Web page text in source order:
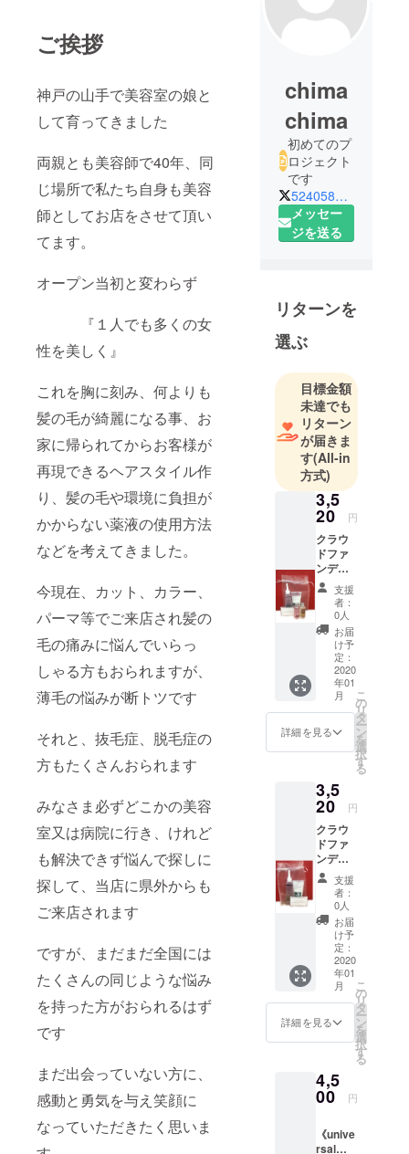
ご挨拶
神戸の山手で美容室の娘と
して育ってきました
両親とも美容師で40年、同
じ場所で私たち自身も美容
師としてお店をさせて頂い
てます。
オープン当初と変わらず
『１人でも多くの女
性を美しく』
これを胸に刻み、何よりも
髪の毛が綺麗になる事、お
家に帰られてからお客様が
再現できるヘアスタイル作
り、髪の毛や環境に負担が
かからない薬液の使用方法
などを考えてきました。
今現在、カット、カラー、
パーマ等でご来店され髪の
毛の痛みに悩んでいらっ
しゃる方もおられますが、
薄毛の悩みが断トツです
それと、抜毛症、脱毛症の
方もたくさんおられます
みなさま必ずどこかの美容
室又は病院に行き、けれど
も解決できず悩んで探しに
探して、当店に県外からも
ご来店されます
ですが、まだまだ全国には
たくさんの同じような悩み
を持った方がおられるはず
です
まだ出会っていない方に、
感動と勇気を与え笑顔に
なっていただきたく思いま
chima
chima
初めてのプ
ロジェクト
です
52405858a
メッセー
ジを送る
リターンを
選ぶ
目標金額
未達でも
リターン
が届きま
す(All-in
方式)
3,5
20 円
クラウ
ドファ
ンディ
ング限
定セッ
ト 通常
¥4400
→20%
OFFの
¥3520
送料込
み 育毛
シャン
プー＆
トリー
ト ・頭
皮、毛
穴を綺
麗にす
る ・ハ
リコシ
を与え
る ・純
金水入
りの
為、水
分補給
をしま
す 今ま
での
シャン
プーと
が違い
ます モ
コモコ
リーム
支援
者：
0人
お届
け予
定：
2020
年01
月
詳細を見る
こ
の
リ
タ
ー
ン
を
選
択
す
る
3,5
20 円
クラウ
ドファ
ンディ
ング限
定セッ
ト 通常
¥4400
→20%
OFF
¥3520
送料込
シャン
プー&ト
リート
メント
の炎症
を抑え
る ・汗
べとつ
きを抑
支援
者：
0人
お届
け予
定：
2020
年01
月
詳細を見る
こ
の
リ
タ
ー
ン
を
選
択
す
る
4,5
00 円
《unive
rsalセ